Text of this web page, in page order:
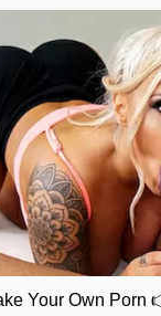
Your Own Porn